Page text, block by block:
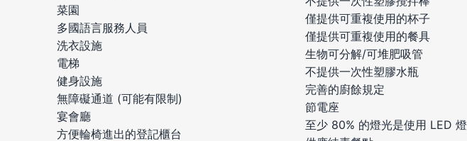
菜園
多國語言服務人員
洗衣設施
電梯
健身設施
無障礙通道 (可能有限制)
宴會廳
方便輪椅進出的登記櫃台
僅提供可重複使用的杯子
僅提供可重複使用的餐具
生物可分解/可堆肥吸管
不提供一次性塑膠水瓶
完善的廚餘規定
節電座
至少 80% 的燈光是使用 LED 燈